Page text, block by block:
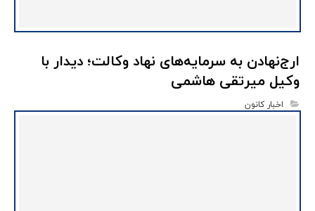
ارج‌نهادن به سرمایه‌های نهاد وکالت؛ دیدار با
وکیل میرتقی هاشمی
اخبار کانون